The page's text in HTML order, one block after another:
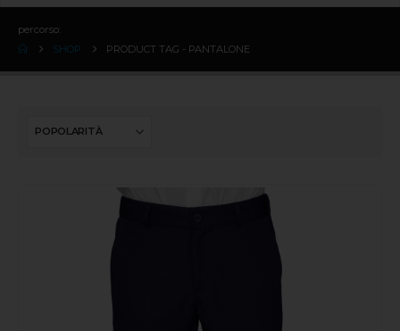
percorso:
SHOP
PRODUCT TAG - PANTALONE